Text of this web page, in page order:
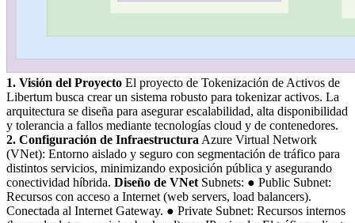
1. Visión del Proyecto El proyecto de Tokenización de Activos de
Libertum busca crear un sistema robusto para tokenizar activos. La
arquitectura se diseña para asegurar escalabilidad, alta disponibilidad
y tolerancia a fallos mediante tecnologías cloud y de contenedores.
2. Configuración de Infraestructura Azure Virtual Network
(VNet): Entorno aislado y seguro con segmentación de tráfico para
distintos servicios, minimizando exposición pública y asegurando
conectividad híbrida. Diseño de VNet Subnets: ● Public Subnet:
Recursos con acceso a Internet (web servers, load balancers).
Conectada al Internet Gateway. ● Private Subnet: Recursos internos